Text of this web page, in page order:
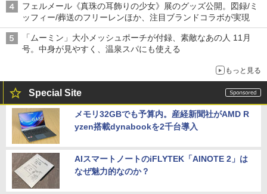
フェルメール《真珠の耳飾りの少女》展のグッズ公開。図録/ミ
ッフィー/葬送のフリーレンほか、注目ブランドコラボが実現
「ムーミン」大小メッシュポーチが付録、素敵なあの人 11月
号。中身が見やすく、温泉スパにも使える
もっと見る
Special Site
メモリ32GBでも予算内。産経新聞社がAMD R
yzen搭載dynabookを2千台導入
AIスマートノートのiFLYTEK「AINOTE 2」は
なぜ魅力的なのか？